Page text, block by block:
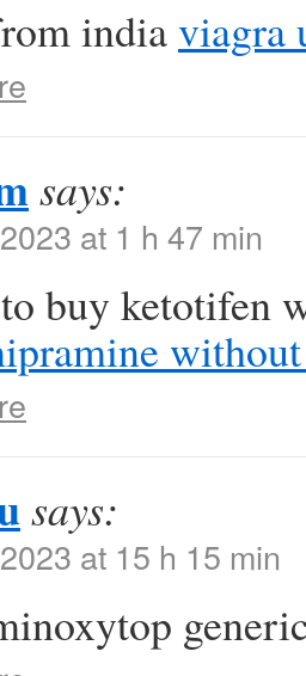
indiaviagra
says:
at 1 h 47 min
buy ketotifen
says:
at 15 h 15 min